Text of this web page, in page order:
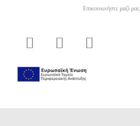
Επικοινωνήστε μαζί μας